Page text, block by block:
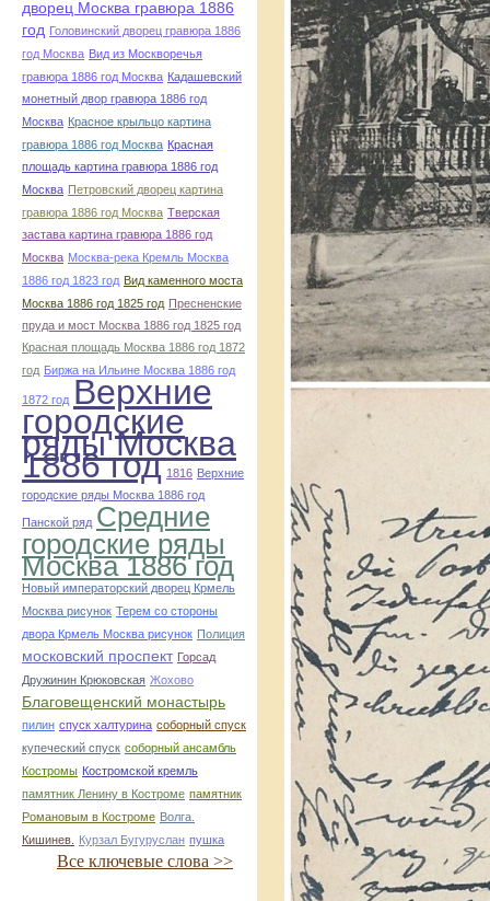
дворец Москва гравюра 1886
год Головинский дворец гравюра 1886
год Москва Вид из Москворечья
гравюра 1886 год Москва Кадашевский
монетный двор гравюра 1886 год
Москва Красное крыльцо картина
гравюра 1886 год Москва Красная
площадь картина гравюра 1886 год
Москва Петровский дворец картина
гравюра 1886 год Москва Тверская
застава картина гравюра 1886 год
Москва Москва-река Кремль Москва
1886 год 1823 год Вид каменного моста
Москва 1886 год 1825 год Пресненские
пруда и мост Москва 1886 год 1825 год
Красная площадь Москва 1886 год 1872
год Биржа на Ильине Москва 1886 год
1872 год Верхние
городские
ряды Москва
1886 год 1816 Верхние
городские ряды Москва 1886 год
Панской ряд Средние
городские ряды
Москва 1886 год
Новый императорский дворец Крмель
Москва рисунок Терем со стороны
двора Крмель Москва рисунок Полиция
московский проспект Горсад
Дружинин Крюковская Жохово
Благовещенский монастырь
пилин спуск халтурина соборный спуск
купеческий спуск соборный ансамбль
Костромы Костромской кремль
памятник Ленину в Костроме памятник
Романовым в Костроме Волга.
Кишинев.
Курзал Бугуруслан пушка
Все ключевые слова >>